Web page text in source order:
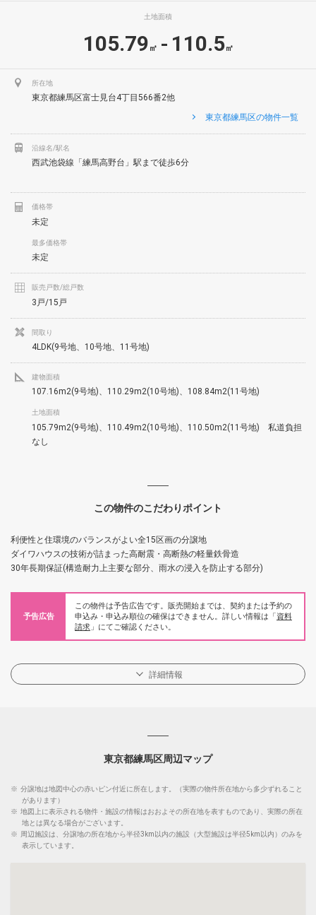
土地面積
105.79 ㎡ - 110.5㎡
所在地
東京都練馬区富士見台4丁目566番2他
東京都練馬区の物件一覧
沿線名/駅名
西武池袋線「練馬高野台」駅まで徒歩6分
価格帯
未定
最多価格帯
未定
販売戸数/総戸数
3戸/15戸
間取り
4LDK(9号地、10号地、11号地)
建物面積
107.16m2(9号地)、110.29m2(10号地)、108.84m2(11号地)
土地面積
105.79m2(9号地)、110.49m2(10号地)、110.50m2(11号地) 私道負担
なし
この物件のこだわりポイント
利便性と住環境のバランスがよい全15区画の分譲地
ダイワハウスの技術が詰まった高耐震・高断熱の軽量鉄骨造
30年長期保証(構造耐力上主要な部分、雨水の浸入を防止する部分)
予告広告
この物件は予告広告です。販売開始までは、契約または予約の
申込み・申込み順位の確保はできません。詳しい情報は「 資料
請求 」にてご確認ください。
詳細情報
東京都練馬区周辺マップ
※ 分譲地は地図中心の赤いピン付近に所在します。（実際の物件所在地から多少ずれること
があります）
※ 地図上に表示される物件・施設の情報はおおよその所在地を表すものであり、実際の所在
地とは異なる場合がございます。
※
周辺施設は、分譲地の所在地から半径3km以内の施設（大型施設は半径5km以内）のみを
表示しています。